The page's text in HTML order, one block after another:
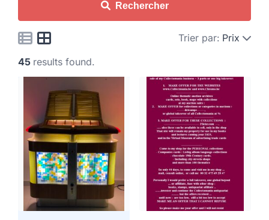
Rechercher
Trier par: Prix
45 results found.